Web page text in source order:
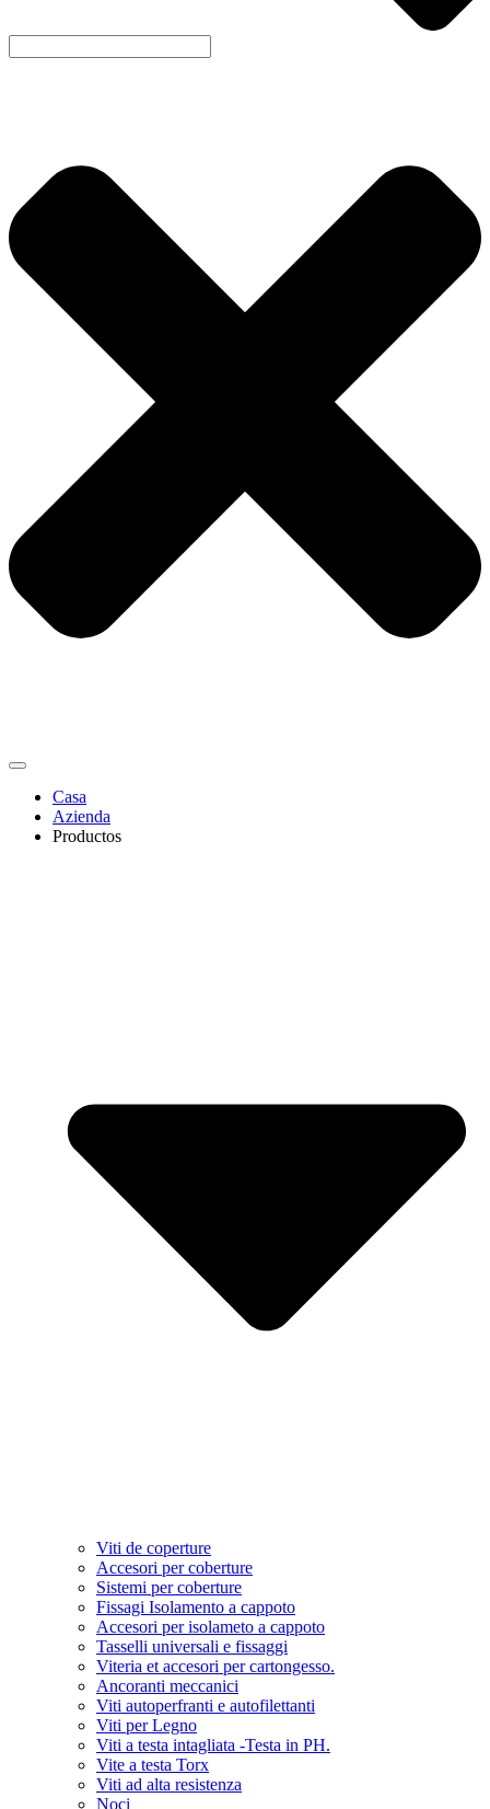
Casa
Azienda
Productos
Viti de coperture
Accesori per coberture
Sistemi per coberture
Fissagi Isolamento a cappoto
Accesori per isolameto a cappoto
Tasselli universali e fissaggi
Viteria et accesori per cartongesso.
Ancoranti meccanici
Viti autoperfranti e autofilettanti
Viti per Legno
Viti a testa intagliata -Testa in PH.
Vite a testa Torx
Viti ad alta resistenza
Noci